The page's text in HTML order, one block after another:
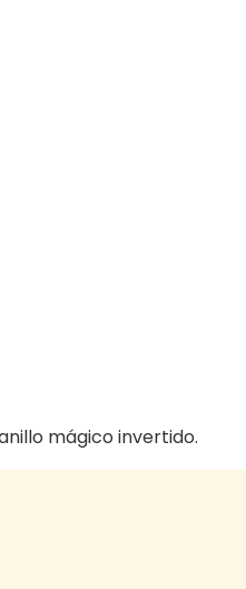
mágico invertido.